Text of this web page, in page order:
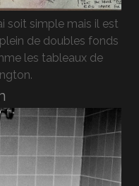
soit simple mais il est
de doubles fonds
les tableaux de